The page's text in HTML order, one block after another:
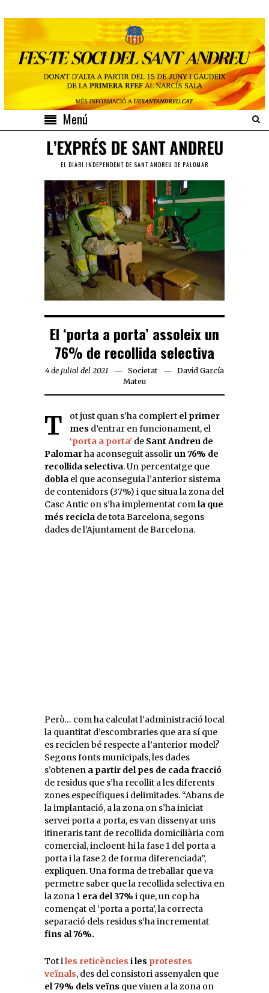
Menú
EL DIARI INDEPENDENT DE SANT ANDREU DE PALOMAR
El ‘porta a porta’ assoleix un
76% de recollida selectiva
4 de juliol del 2021 Societat
David García
Mateu
Tot just quan s’ha complert el primer
mes d’entrar en funcionament, el
‘porta a porta’ de Sant Andreu de
Palomarha aconseguit assolirun 76% de
recollida selectiva. Un percentatge que
dobla el que aconseguia l’anterior sistema
de contenidors (37%) i que situa la zona del
Casc Antic on s’ha implementat comla que
més recicla de tota Barcelona, segons
dades de l’Ajuntament de Barcelona.
Però… com ha calculat l’administració local
la quantitat d’escombraries que ara sí que
es reciclen bé respecte a l’anterior model?
Segons fonts municipals, les dades
s’obtenen a partir del pes de cada fracció
de residus que s’ha recollit a les diferents
zones específiques i delimitades. “Abans de
la implantació, a la zona on s’ha iniciat
servei porta a porta, es van dissenyar uns
itineraris tant de recollida domiciliària com
comercial, incloent-hi la fase 1 del porta a
porta i la fase 2 de forma diferenciada”,
expliquen. Una forma de treballar que va
permetre saber que la recollida selectiva en
la zona 1 era del 37% i que, un cop ha
començat el ‘porta a porta’, la correcta
separació dels residus s’ha incrementat
fins al 76%.
Tot iles reticències i les protestes
veïnals, des del consistori assenyalen que
el 79% dels veïns que viuen a la zona on